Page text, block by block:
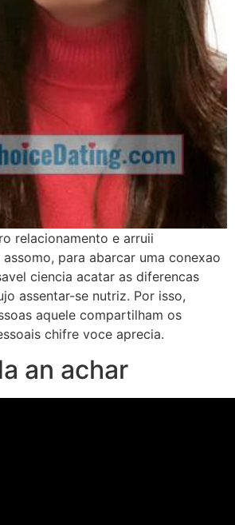
relacionamento e arruii
para abarcar uma conexao
ciencia acatar as diferencas
assentar-se nutriz. Por isso,
aquele compartilham os
chifre voce aprecia.
an achar